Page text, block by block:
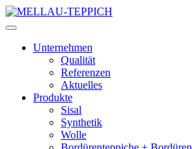
Unternehmen
Qualität
Referenzen
Aktuelles
Produkte
Sisal
Synthetik
Wolle